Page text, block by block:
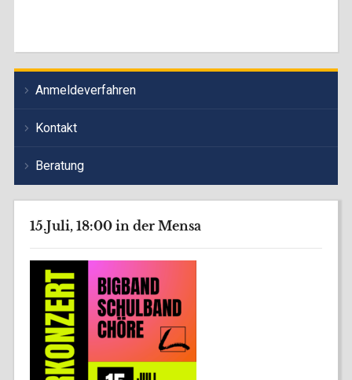
Anmeldeverfahren
Kontakt
Beratung
15.Juli, 18:00 in der Mensa